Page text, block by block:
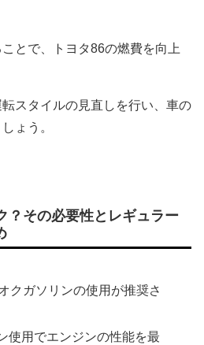
とで、トヨタ86の燃費を向上
スタイルの見直しを行い、車の
ょう。
？その必要性とレギュラー
クガソリンの使用が推奨さ
使用でエンジンの性能を最